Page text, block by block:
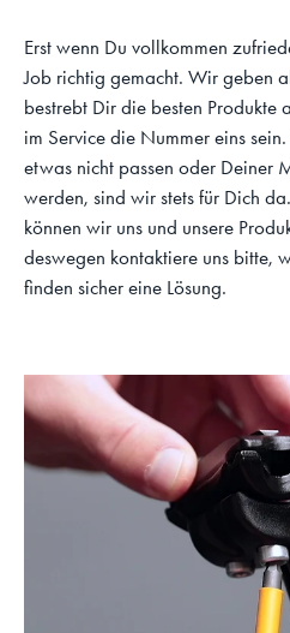
Erst wenn Du vollkommen
Job richtig gemacht. Wir geben
bestrebt Dir die besten
im Service die Nummer eins
etwas nicht passen oder Deiner
werden, sind wir stets für Dich
können wir uns und unsere
deswegen kontaktiere uns bitte,
finden sicher eine Lösung.